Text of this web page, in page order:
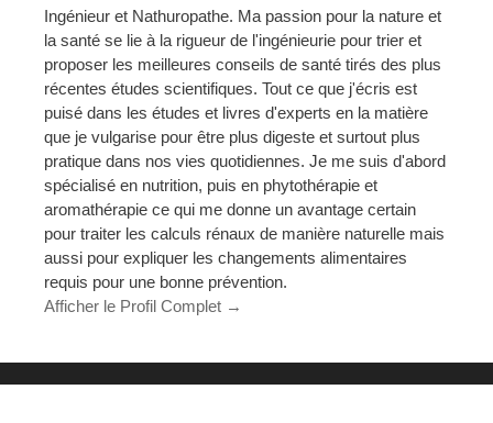
Ingénieur et Nathuropathe. Ma passion pour la nature et
la santé se lie à la rigueur de l'ingénieurie pour trier et
proposer les meilleures conseils de santé tirés des plus
récentes études scientifiques. Tout ce que j'écris est
puisé dans les études et livres d'experts en la matière
que je vulgarise pour être plus digeste et surtout plus
pratique dans nos vies quotidiennes. Je me suis d'abord
spécialisé en nutrition, puis en phytothérapie et
aromathérapie ce qui me donne un avantage certain
pour traiter les calculs rénaux de manière naturelle mais
aussi pour expliquer les changements alimentaires
requis pour une bonne prévention.
Afficher le Profil Complet →